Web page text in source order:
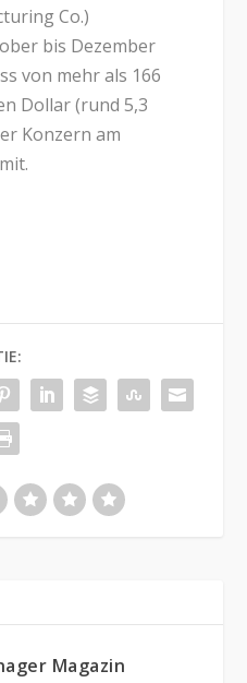
Co.)
bis Dezember
von mehr als 166
Dollar (rund 5,3
Konzern am
Magazin